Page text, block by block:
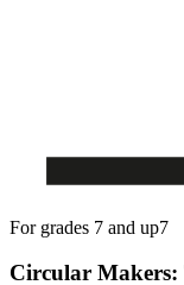
For grades 7 and up7
Circular Makers: